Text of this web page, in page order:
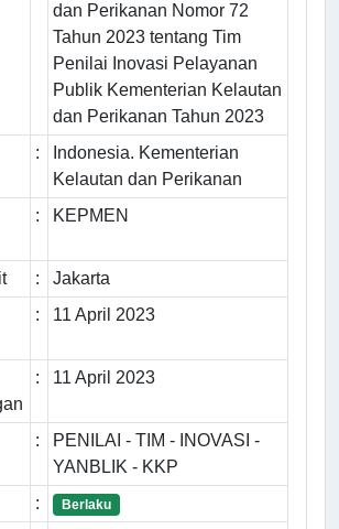
dan Perikanan Nomor 72
Tahun 2023 tentang Tim
Penilai Inovasi Pelayanan
Publik Kementerian Kelautan
dan Perikanan Tahun 2023
:
Indonesia. Kementerian
Kelautan dan Perikanan
: KEPMEN
:
Jakarta
: 11 April 2023
: 11 April 2023
:
PENILAI - TIM - INOVASI -
YANBLIK - KKP
: Berlaku